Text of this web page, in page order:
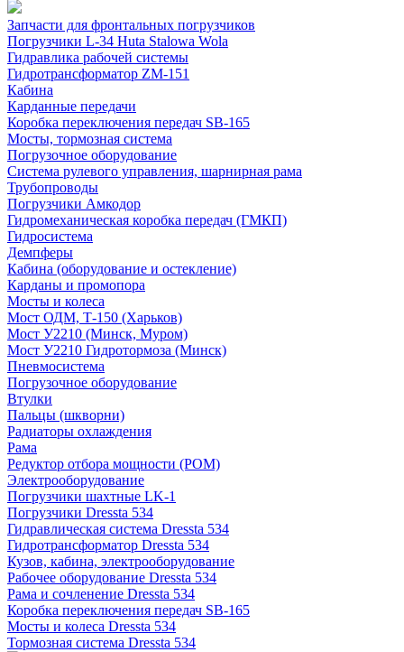
Запчасти для фронтальных погрузчиков
Погрузчики L-34 Huta Stalowa Wola
Гидравлика рабочей системы
Гидротрансформатор ZM-151
Кабина
Карданные передачи
Коробка переключения передач SB-165
Мосты, тормозная система
Погрузочное оборудование
Система рулевого управления, шарнирная рама
Трубопроводы
Погрузчики Амкодор
Гидромеханическая коробка передач (ГМКП)
Гидросистема
Демпферы
Кабина (оборудование и остекление)
Карданы и промопора
Мосты и колеса
Мост ОДМ, Т-150 (Харьков)
Мост У2210 (Минск, Муром)
Мост У2210 Гидротормоза (Минск)
Пневмосистема
Погрузочное оборудование
Втулки
Пальцы (шкворни)
Радиаторы охлаждения
Рама
Редуктор отбора мощности (РОМ)
Электрооборудование
Погрузчики шахтные LK-1
Погрузчики Dressta 534
Гидравлическая система Dressta 534
Гидротрансформатор Dressta 534
Кузов, кабина, электрооборудование
Рабочее оборудование Dressta 534
Рама и сочленение Dressta 534
Коробка переключения передач SB-165
Мосты и колеса Dressta 534
Тормозная система Dressta 534